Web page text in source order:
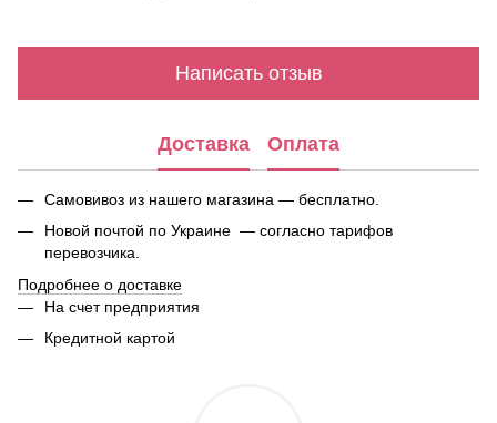
Написать отзыв
Доставка Оплата
Самовивоз из нашего магазина — бесплатно.
Новой почтой по Украине — согласно тарифов
перевозчика.
Подробнее о доставке
На счет предприятия
Кредитной картой